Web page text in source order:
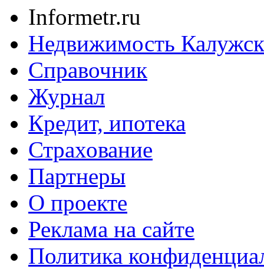
Informetr.ru
Недвижимость
Справочник
Журнал
Кредит, ипотека
Страхование
Партнеры
O проекте
Реклама на сайте
Политика